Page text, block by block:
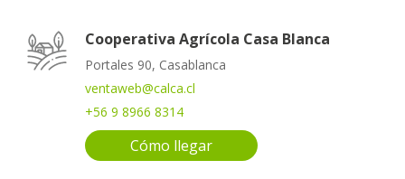
Cooperativa Agrícola Casa Blanca
Portales 90, Casablanca
ventaweb@calca.cl
+56 9 8966 8314
Cómo llegar